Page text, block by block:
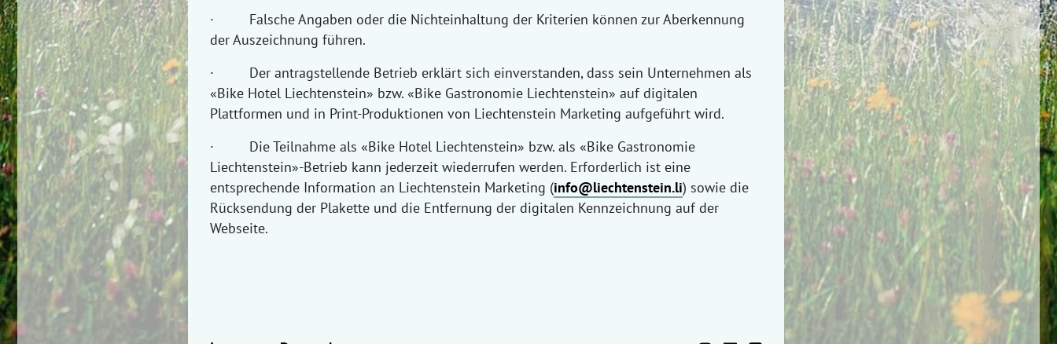
· Falsche Angaben oder die Nichteinhaltung der Kriterien können zur Aberkennung
der Auszeichnung führen.
· Der antragstellende Betrieb erklärt sich einverstanden, dass sein Unternehmen als
«Bike Hotel Liechtenstein» bzw. «Bike Gastronomie Liechtenstein» auf digitalen
Plattformen und in Print-Produktionen von Liechtenstein Marketing aufgeführt wird.
· Die Teilnahme als «Bike Hotel Liechtenstein» bzw. als «Bike Gastronomie
Liechtenstein»-Betrieb kann jederzeit wiederrufen werden. Erforderlich ist eine
entsprechende Information an Liechtenstein Marketing (info@liechtenstein.li) sowie die
Rücksendung der Plakette und die Entfernung der digitalen Kennzeichnung auf der
Webseite.